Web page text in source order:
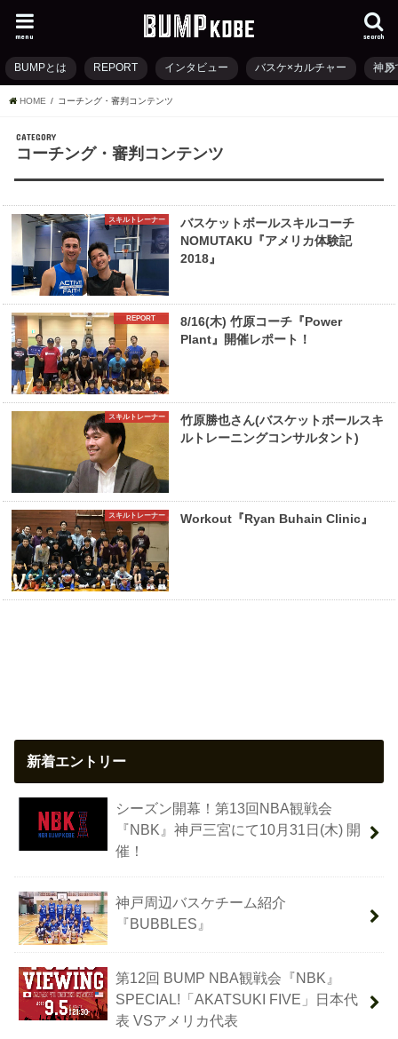
search
menu
BUMPとは REPORT インタビュー バスケ×カルチャー 神戸
HOME コーチング・審判コンテンツ
CATEGORY
コーチング・審判コンテンツ
スキルトレーナー
バスケットボールスキルコーチ
NOMUTAKU『アメリカ体験記
2018』
REPORT
8/16(木) 竹原コーチ『Power
Plant』開催レポート！
スキルトレーナー
竹原勝也さん(バスケットボールスキ
ルトレーニングコンサルタント)
スキルトレーナー Workout『Ryan Buhain Clinic』
新着エントリー
シーズン開幕！第13回NBA観戦会
『NBK』神戸三宮にて10月31日(木) 開
催！
神戸周辺バスケチーム紹介
『BUBBLES』
第12回 BUMP NBA観戦会『NBK』
SPECIAL!「AKATSUKI FIVE」日本代
表 VSアメリカ代表